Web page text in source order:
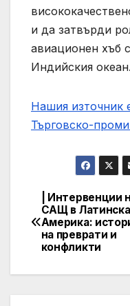
и да затвърди
авиационен хъб
Индийския океан.
Нашия източник
Търговско-
Post
| Интервенции
САЩ в Латинска
Америка:
на преврати и
конфликти